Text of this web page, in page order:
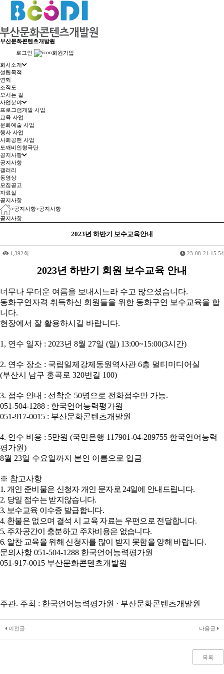
부산문화콘텐츠개발원
로그인
회원가입
회사소개
설립목적
연혁
조직도
오시는 길
사업분야
프로그램개발 사업
교육 사업
문화예술 사업
행사 사업
사회공헌 사업
도깨비인형극단
공지사항
공지사항
갤러리
동영상
모집공고
자료실
공지사항
>공지사항>공지사항
공지사항
2023년 하반기 보수교육안내
1,392회
23-08-21 15:54
2023년 하반기 회원 보수교육 안내
너무나 무더운 여름을 보내시느라 수고 많으셨습니다.
동화구연자격 취득하신 회원들을 위한 동화구연 보수교육을 합
니다.
현장에서 잘 활용하시길 바랍니다.
1, 연수 일자 : 2023년 8월 27일 (일) 13:00~15:00(3시간)
2. 연수 장소 : 국립일제강제동원역사관 6층 멀티미디어실
(부산시 남구 홍곡로 320번길 100)
3. 접수 안내 : 선착순 50명으로 전화접수만 가능.
051-504-1288 : 한국언어능력평가원
051-917-0015 : 부산문화콘텐츠개발원
4. 연수 비용 : 5만원 (국민은행 117901-04-289755 한국언어능력
평가원)
8월 23일 수요일까지 본인 이름으로 입금
※ 참고사항
1. 개인 준비물은 신청자 개인 문자로 24일에 안내드립니다.
2. 당일 접수는 받지않습니다.
3. 보수교육 이수증 발급합니다.
4. 환불은 없으며 결석 시 교육 자료는 우편으로 전달합니다.
5. 주차공간이 충분하고 주차비용은 없습니다.
6. 알찬 교육을 위해 신청자를 많이 받지 못함을 양해 바랍니다.
문의사항 051-504-1288 한국언어능력평가원
051-917-0015 부산문화콘텐츠개발원
주관. 주최 : 한국언어능력평가원 · 부산문화콘텐츠개발원
이전글 다음글
목록